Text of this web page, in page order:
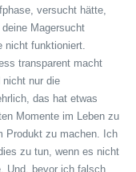
versucht hätte,
Magersucht
nicht funktioniert.
transparent macht
nicht nur die
das hat etwas
Momente im Leben zu
Produkt zu machen. Ich
zu tun, wenn es nicht
Und, bevor ich falsch